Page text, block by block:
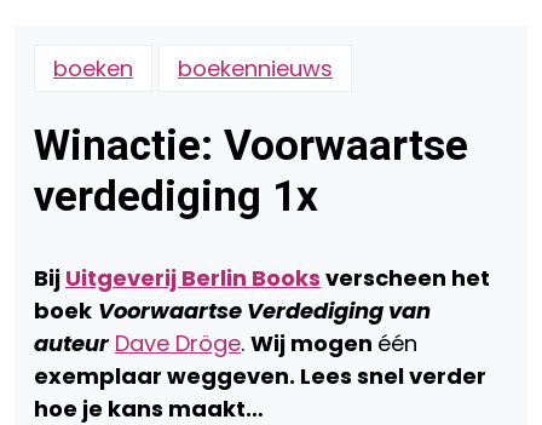
boeken boekennieuws
Winactie: Voorwaartse
verdediging 1x
Bij Uitgeverij Berlin Books verscheen het
boek Voorwaartse Verdediging van
auteur Dave Dröge. Wij mogen één
exemplaar weggeven. Lees snel verder
hoe je kans maakt…